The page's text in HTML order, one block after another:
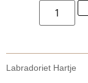
Labradoriet Hartje